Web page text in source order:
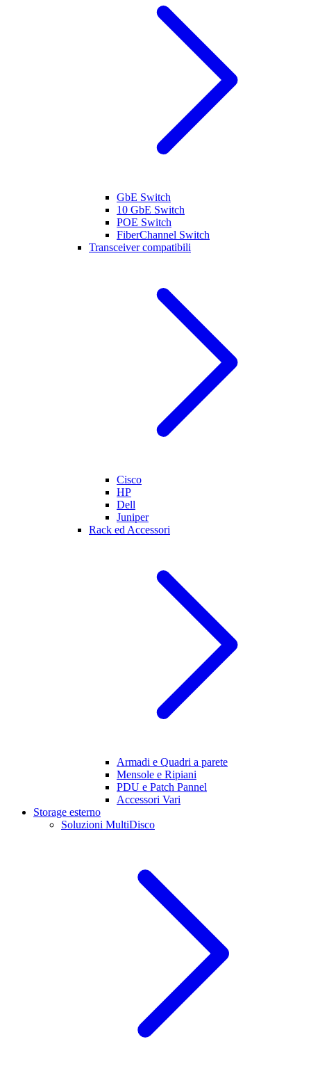
GbE Switch
10 GbE Switch
POE Switch
FiberChannel Switch
Transceiver compatibili
Cisco
HP
Dell
Juniper
Rack ed Accessori
Armadi e Quadri a parete
Mensole e Ripiani
PDU e Patch Pannel
Accessori Vari
Storage esterno
Soluzioni MultiDisco